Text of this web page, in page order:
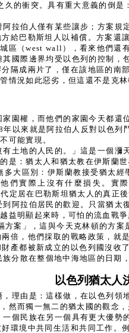
的衝突。具有重大意義的倒
拉伯人僅有某些讓步；方案
給巴勒斯坦人以補償。方案
區（west wall），看來他們
國際邊界均受以色列的控制
隔成兩片了，僅在該地區的
情況如此惡劣，但這還不是克林
園權，而他們的家園今天都
以來就是阿拉伯人反對以色
可能實現。
土地的人民的。」這是一個
：猶太人和猶太教在伊斯蘭
大區別：伊斯蘭教接受猶太
們實際上沒有什麼損失。
定居在巴勒斯坦猶太人的真正後
阿拉伯居民的歡迎。只當猶
明顯起來時，可怕的流血戰
案」，這與今天克林頓的方
倍，他們採取的戰略政策，
產都被新成立的以色列國沒
分散在整個地中海地區的日期
以色列猶太人
理由是：這樣做，在以色列
而獨一無二的猶太國的觀念
個民族在另一個具有更大優
環境中共同生活和共同工作